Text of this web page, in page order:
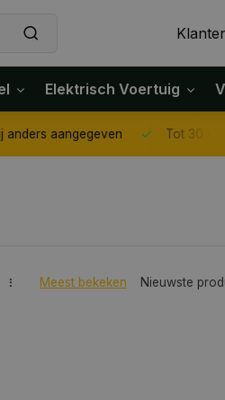
Elektrisch Voertuig
aangegeven Tot 30 dagen
Meest bekeken Nieuwste